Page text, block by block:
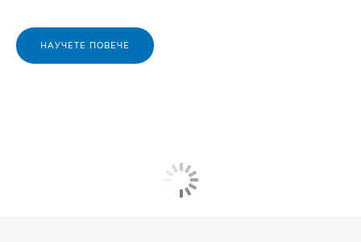
НАУЧЕТЕ ПОВЕЧЕ